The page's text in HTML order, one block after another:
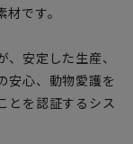
です。
安定した生産、
安心、動物愛護を
とを認証するシス